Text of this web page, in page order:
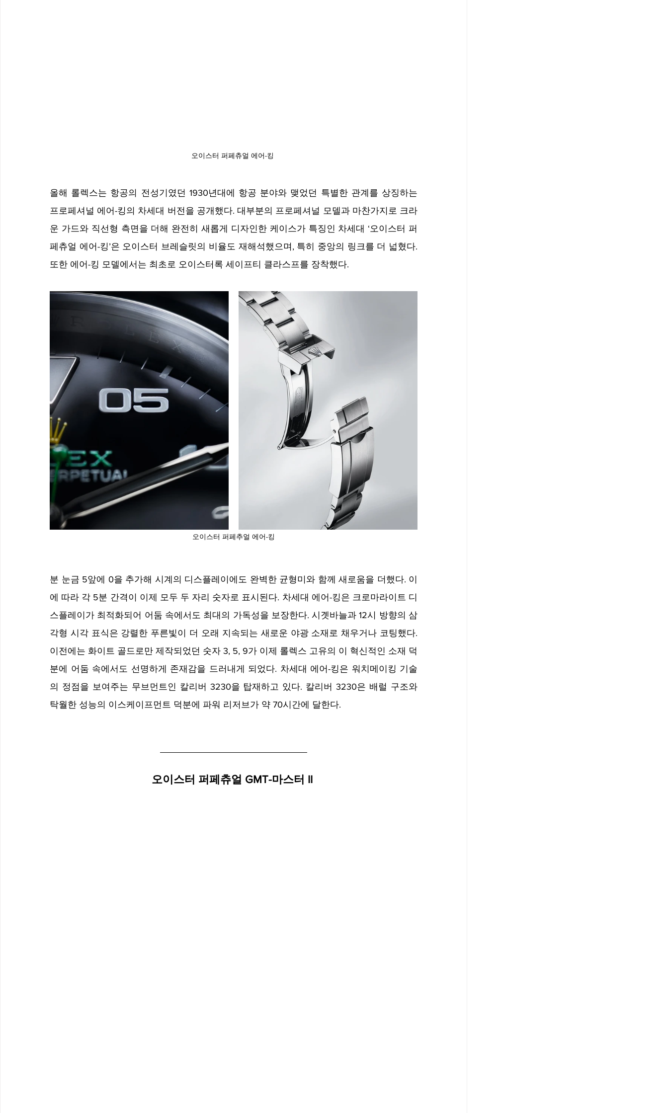
오이스터 퍼페츄얼 에어-킹
올해 롤렉스는 항공의 전성기였던 1930년대에 항공 분야와 맺었던 특별한 관계를 상징하는
프로페셔널 에어-킹의 차세대 버전을 공개했다. 대부분의 프로페셔널 모델과 마찬가지로 크라
운 가드와 직선형 측면을 더해 완전히 새롭게 디자인한 케이스가 특징인 차세대 ‘오이스터 퍼
페츄얼 에어-킹’은 오이스터 브레슬릿의 비율도 재해석했으며, 특히 중앙의 링크를 더 넓혔다.
또한 에어-킹 모델에서는 최초로 오이스터록 세이프티 클라스프를 장착했다.
오이스터 퍼페추얼 에어-킹
분 눈금 5앞에 0을 추가해 시계의 디스플레이에도 완벽한 균형미와 함께 새로움을 더했다. 이
에 따라 각 5분 간격이 이제 모두 두 자리 숫자로 표시된다. 차세대 에어-킹은 크로마라이트 디
스플레이가 최적화되어 어둠 속에서도 최대의 가독성을 보장한다. 시곗바늘과 12시 방향의 삼
각형 시각 표식은 강렬한 푸른빛이 더 오래 지속되는 새로운 야광 소재로 채우거나 코팅했다.
이전에는 화이트 골드로만 제작되었던 숫자 3, 5, 9가 이제 롤렉스 고유의 이 혁신적인 소재 덕
분에 어둠 속에서도 선명하게 존재감을 드러내게 되었다. 차세대 에어-킹은 워치메이킹 기술
의 정점을 보여주는 무브먼트인 칼리버 3230을 탑재하고 있다. 칼리버 3230은 배럴 구조와
탁월한 성능의 이스케이프먼트 덕분에 파워 리저브가 약 70시간에 달한다.
오이스터 퍼페츄얼 GMT-마스터 II